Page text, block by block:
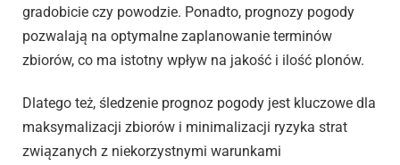
gradobicie czy powodzie. Ponadto, prognozy pogody
pozwalają na optymalne zaplanowanie terminów
zbiorów, co ma istotny wpływ na jakość i ilość plonów.
Dlatego też, śledzenie prognoz pogody jest kluczowe dla
maksymalizacji zbiorów i minimalizacji ryzyka strat
związanych z niekorzystnymi warunkami